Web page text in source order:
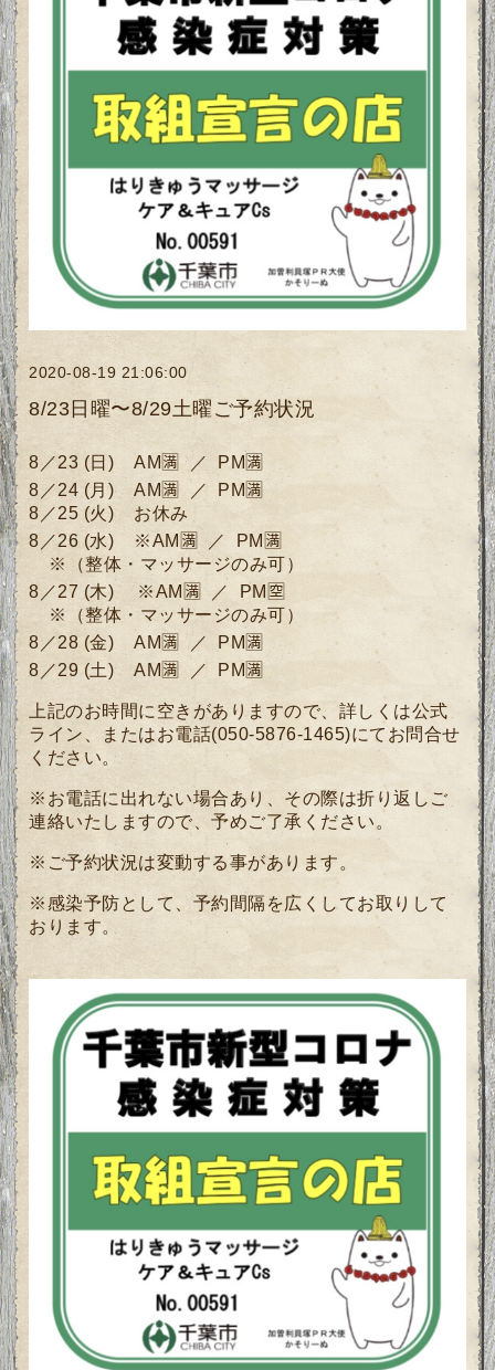
2020-08-19 21:06:00
8/23日曜〜8/29土曜ご予約状況
8／23 (日)
AM🈵 ／ PM🈵
8／24 (月)AM🈵 ／ PM🈵
8／25 (火) お休み
8／26 (水) ※AM🈵 ／ PM🈵
※（整体・マッサージのみ可）
8／27 (木) ※AM🈵 ／ PM🈳
※（整体・マッサージのみ可）
8／28 (金)
AM🈵 ／ PM🈵
8／29 (土) AM🈵 ／ PM🈵
上記のお時間に空きがありますので、詳しくは公式
ライン、またはお電話(050-5876-1465)にてお問合せ
ください。
※お電話に出れない場合あり、その際は折り返しご
連絡いたしますので、予めご了承ください。
※ご予約状況は変動する事があります。
※感染予防として、予約間隔を広くしてお取りして
おります。